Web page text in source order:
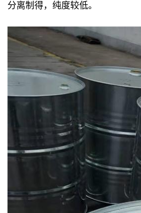
分离制得，纯度较低。